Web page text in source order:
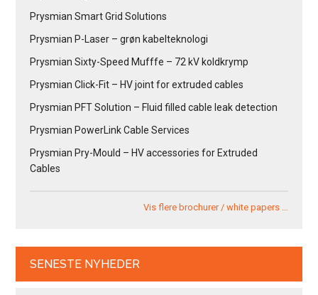
Prysmian Smart Grid Solutions
Prysmian P-Laser – grøn kabelteknologi
Prysmian Sixty-Speed Mufffe – 72 kV koldkrymp
Prysmian Click-Fit – HV joint for extruded cables
Prysmian PFT Solution – Fluid filled cable leak detection
Prysmian PowerLink Cable Services
Prysmian Pry-Mould – HV accessories for Extruded
Cables
Vis flere brochurer / white papers …
SENESTE NYHEDER